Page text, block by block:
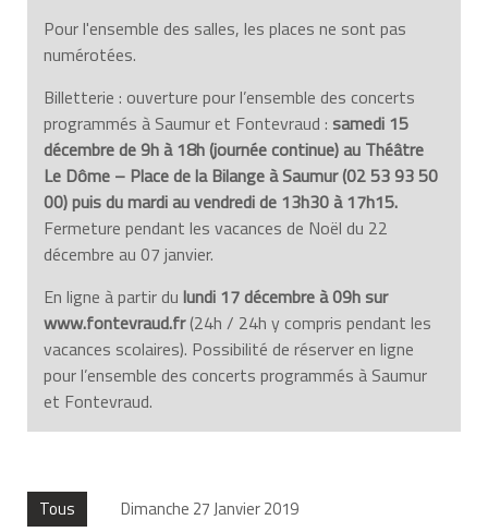
Pour l'ensemble des salles, les places ne sont pas
numérotées.
Billetterie : ouverture pour l’ensemble des concerts
programmés à Saumur et Fontevraud : samedi 15
décembre de 9h à 18h (journée continue) au Théâtre
Le Dôme – Place de la Bilange à Saumur (02 53 93 50
00) puis du mardi au vendredi de 13h30 à 17h15.
Fermeture pendant les vacances de Noël du 22
décembre au 07 janvier.
En ligne à partir du lundi 17 décembre à 09h sur
www.fontevraud.fr(24h / 24h y compris pendant les
vacances scolaires). Possibilité de réserver en ligne
pour l’ensemble des concerts programmés à Saumur
et Fontevraud.
Tous Dimanche 27 Janvier 2019